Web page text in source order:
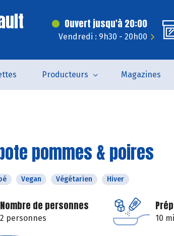
Ouvert jusqu'à 20:00
Vendredi : 9h30 - 20h00
Producteurs Magazines
pommes & poires
Vegan Végétarien Hiver
Nombre de personnes
2 personnes 10